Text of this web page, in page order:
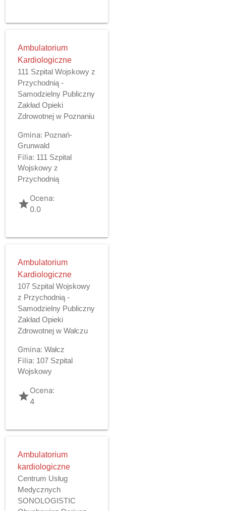
Ambulatorium
Kardiologiczne
111 Szpital Wojskowy z
Przychodnią -
Samodzielny Publiczny
Zakład Opieki
Zdrowotnej w Poznaniu
Gmina: Poznań-
Grunwald
Filia: 111 Szpital
Wojskowy z
Przychodnią
gradeOcena:
0.0
Ambulatorium
Kardiologiczne
107 Szpital Wojskowy
z Przychodnią -
Samodzielny Publiczny
Zakład Opieki
Zdrowotnej w Wałczu
Gmina: Wałcz
Filia: 107 Szpital
Wojskowy
gradeOcena:
4
Ambulatorium
kardiologiczne
Centrum Usług
Medycznych
SONOLOGISTIC